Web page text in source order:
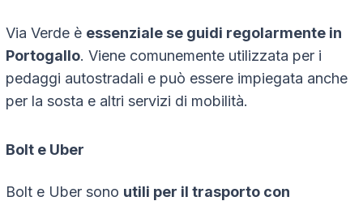
Via Verde è essenziale se guidi regolarmente in
Portogallo. Viene comunemente utilizzata per i
pedaggi autostradali e può essere impiegata anche
per la sosta e altri servizi di mobilità.
Bolt e Uber
Bolt e Uber sono utili per il trasporto con